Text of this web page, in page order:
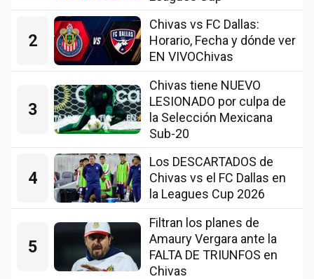
2
Chivas vs FC Dallas:
Horario, Fecha y dónde ver
EN VIVOChivas
3
Chivas tiene NUEVO
LESIONADO por culpa de
la Selección Mexicana
Sub-20
4
Los DESCARTADOS de
Chivas vs el FC Dallas en
la Leagues Cup 2026
5
Filtran los planes de
Amaury Vergara ante la
FALTA DE TRIUNFOS en
Chivas